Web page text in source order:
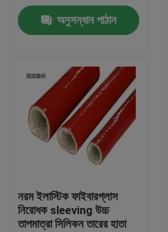
বাড়ি
পণ্য
কারখানা ভ্রমণ
অনুসন্ধান পাঠান
নরম ইলাস্টিক ফাইবারগ্লাস
নিরোধক sleeving উচ্চ
তাপমাত্রা সিলিকন তারের হাতা